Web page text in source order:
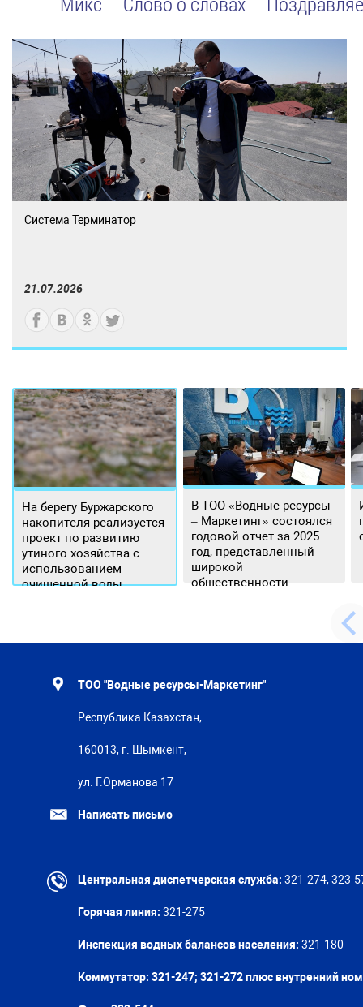
Система Терминатор
21.07.2026
На берегу Буржарского
накопителя реализуется
проект по развитию
утиного хозяйства с
использованием
очищенной воды
В ТОО «Водные ресурсы
– Маркетинг» состоялся
годовой отчет за 2025
год, представленный
широкой
общественности.
ТОО "Водные ресурсы-Маркетинг"
Республика Казахстан,
160013, г. Шымкент,
ул. Г.Орманова 17
Написать письмо
Центральная диспетчерская служба: 321-274, 323-
Горячая линия: 321-275
Инспекция водных балансов населения: 321-180
Коммутатор: 321-247; 321-272 плюс внутренний